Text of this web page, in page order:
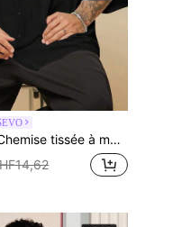
grande taille pour hommes, automne, vacances, cadeaux pour la fête des pères